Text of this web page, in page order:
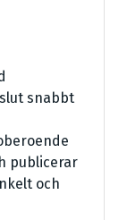
snabbt
publicerar
och